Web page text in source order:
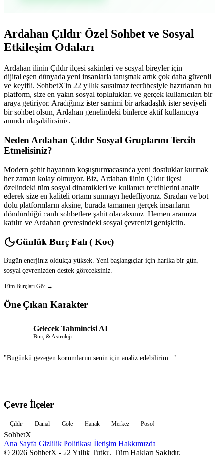
Ardahan Çıldır Özel Sohbet ve Sosyal
Etkileşim Odaları
Ardahan ilinin Çıldır ilçesi sakinleri ve sosyal bireyler için
dijitalleşen dünyada yeni insanlarla tanışmak artık çok daha güvenli
ve keyifli. SohbetX'in 22 yıllık sarsılmaz tecrübesiyle hazırlanan bu
platform, size en yakın sosyal toplulukları ve gerçek kullanıcıları bir
araya getiriyor. Aradığınız ister samimi bir arkadaşlık ister seviyeli
bir sohbet olsun, Ardahan genelindeki binlerce aktif kullanıcıya
anında ulaşabilirsiniz.
Neden Ardahan Çıldır Sosyal Gruplarını Tercih
Etmelisiniz?
Modern şehir hayatının koşuşturmacasında yeni dostluklar kurmak
her zaman kolay olmuyor. Biz, Ardahan ilinin Çıldır ilçesi
özelindeki tüm sosyal dinamikleri ve kullanıcı tercihlerini analiz
ederek size en kaliteli ortamı sunmayı hedefliyoruz. Sıradan ve bot
dolu platformların aksine, burada tamamen gerçek insanların
döndürdüğü canlı sohbetlere şahit olacaksınız. Hemen aramıza
katılın ve Ardahan çevresindeki sosyal çevrenizi genişletin.
Günlük Burç Falı ( Koc)
Bugün enerjiniz oldukça yüksek. Yeni başlangıçlar için harika bir gün,
sosyal çevrenizden destek göreceksiniz.
Tüm Burçları Gör →
Öne Çıkan Karakter
Gelecek Tahmincisi AI
Burç & Astroloji
"Bugünkü gezegen konumlarını senin için analiz edebilirim..."
Çevre İlçeler
Çıldır Damal Göle Hanak Merkez Posof
SohbetX
Ana Sayfa Gizlilik Politikası İletişim Hakkımızda
© 2026 SohbetX - 22 Yıllık Tutku. Tüm Hakları Saklıdır.